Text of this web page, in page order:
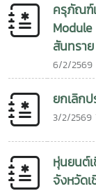
ครุภัณฑ์
สันทรา
6/2/2569
ยกเลิก
3/2/2569
หุ่นยนต์
จังหวัดเ